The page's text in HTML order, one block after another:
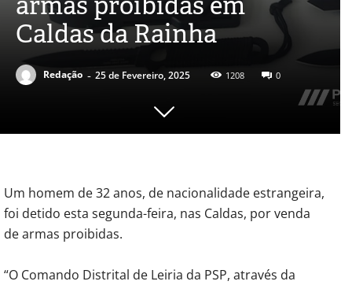
Caldas da Rainha
Redação - 25 de Fevereiro, 2025 1208 0
Um homem de 32 anos, de nacionalidade estrangeira,
foi detido esta segunda-feira, nas Caldas, por venda
de armas proibidas.
“O Comando Distrital de Leiria da PSP, através da